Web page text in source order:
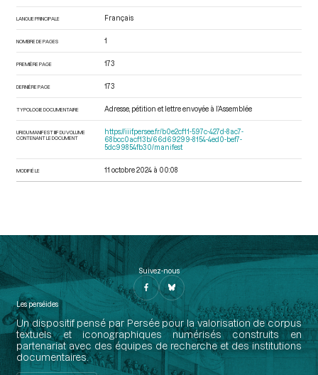
LANGUE PRINCIPALE Français
NOMBRE DE PAGES 1
PREMIÈRE PAGE 173
DERNIÈRE PAGE 173
TYPOLOGIE DOCUMENTAIRE Adresse, pétition et lettre envoyée à l’Assemblée
URI DU MANIFEST IIIF DU VOLUME
CONTENANT LE DOCUMENT
https://iiif.persee.fr/b0e2cf11-597c-427d-8ac7-
68bcc0acf13b/66d69299-8154-4ed0-bef7-
5dc99854fb30/manifest
MODIFIÉ LE 11 octobre 2024 à 00:08
Suivez-nous
Les perséides
Un dispositif pensé par Persée pour la valorisation de corpus
textuels et iconographiques numérisés construits en
partenariat avec des équipes de recherche et des institutions
documentaires.